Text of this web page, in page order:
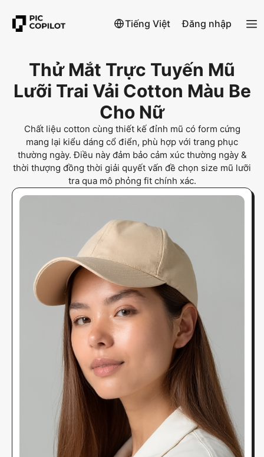
Tiếng Việt Đăng nhập
Thử Mắt Trực Tuyến Mũ
Lưỡi Trai Vải Cotton Màu Be
Cho Nữ
Chất liệu cotton cùng thiết kế đỉnh mũ có form cứng
mang lại kiểu dáng cổ điển, phù hợp với trang phục
thường ngày. Điều này đảm bảo cảm xúc thường ngày &
thời thượng đồng thời giải quyết vấn đề chọn size mũ lưỡi
tra qua mô phỏng fit chính xác.